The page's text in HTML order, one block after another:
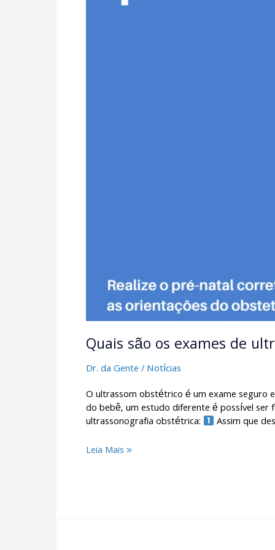
Quais são os exames de
Dr. da Gente/Notícias
O ultrassom obstétrico é um exame seguro
do bebê, um estudo diferente é possível ser
ultrassonografia obstétrica:
Assim que
Leia Mais »